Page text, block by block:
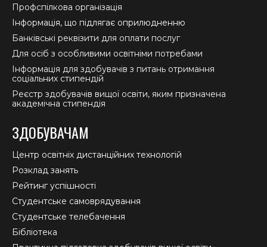
Профспілкова організація
Інформація, що підлягає оприлюдненню
Банківські реквізити для оплати послуг
Для осіб з особливими освітніми потребами
Інформація для здобувачів з питань отримання
соціальних стипендій
Реєстр здобувачів вищої освіти, яким призначена
академічна стипендія
ЗДОБУВАЧАМ
Центр освітніх дистанційних технологій
Розклад занять
Рейтинг успішності
Студентське самоврядування
Студентське телебачення
Бібліотека